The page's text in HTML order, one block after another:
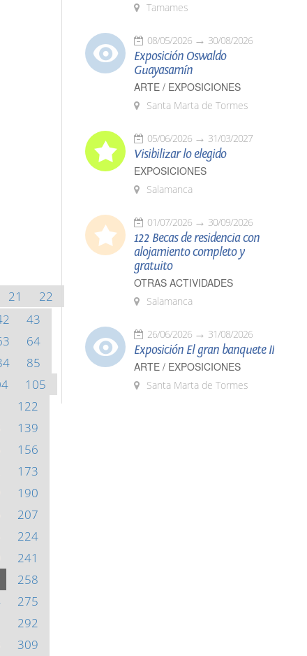
21
22
43
64
85
105
122
139
156
173
190
207
224
241
258
275
292
309
Tamames
08/05/2026 30/08/2026
Exposición Oswaldo
Guayasamín
ARTE / EXPOSICIONES
Santa Marta de Tormes
05/06/2026 31/03/2027
Visibilizar lo elegido
EXPOSICIONES
Salamanca
01/07/2026 30/09/2026
122 Becas de residencia con
alojamiento completo y
gratuito
OTRAS ACTIVIDADES
Salamanca
26/06/2026 31/08/2026
Exposición El gran banquete II
ARTE / EXPOSICIONES
Santa Marta de Tormes